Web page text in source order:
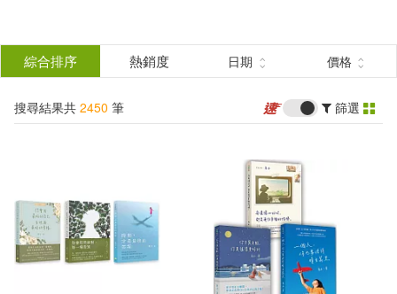
結
選
分類 (單選)
所有商品(2450) 圖書(297)
美妝(14) 服飾(17)
展開
綜合排序 熱銷度 日期 價格
搜尋結果共 2450 筆 篩選